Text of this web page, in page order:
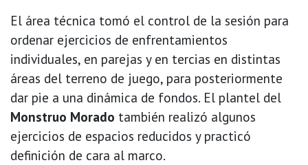
El área técnica tomó el control de la sesión para
ordenar ejercicios de enfrentamientos
individuales, en parejas y en tercias en distintas
áreas del terreno de juego, para posteriormente
dar pie a una dinámica de fondos. El plantel del
Monstruo Morado también realizó algunos
ejercicios de espacios reducidos y practicó
definición de cara al marco.